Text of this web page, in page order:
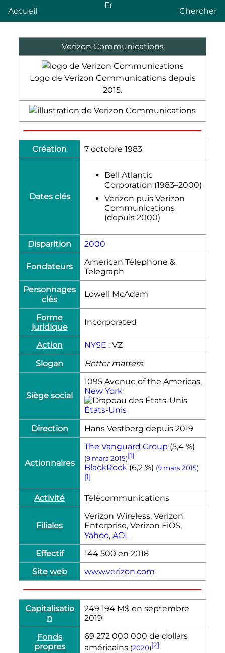
Accueil
Fr
Chercher
Verizon Communications
Logo de Verizon Communications depuis
2015.
Création 7 octobre 1983
Dates clés
Bell Atlantic
Corporation (1983–2000)
Verizon puis Verizon
Communications
(depuis 2000)
Disparition 2000
Fondateurs
American Telephone &
Telegraph
Personnages
clés
Lowell McAdam
Forme
juridique
Incorporated
Action NYSE : VZ
Slogan
Better matters.
Siège social
1095 Avenue of the Americas,
New York
États-Unis
Direction
Hans Vestberg depuis 2019
Actionnaires
The Vanguard Group (5,4 %)
(9 mars 2015)[1]
BlackRock (6,2 %) (9 mars 2015)
[1]
Activité Télécommunications
Filiales
Verizon Wireless, Verizon
Enterprise, Verizon FiOS,
Yahoo, AOL
Effectif
144 500 en 2018
Site web
www.verizon.com
Capitalisatio
n
249 194 M$ en septembre
2019
Fonds
propres
69 272 000 000 de dollars
américains (2020)[2]